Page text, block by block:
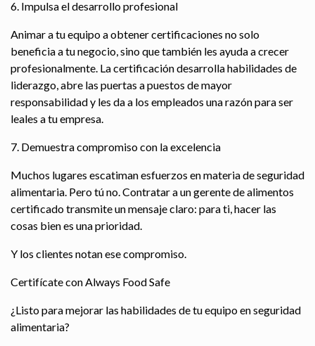
6. Impulsa el desarrollo profesional
Animar a tu equipo a obtener certificaciones no solo
beneficia a tu negocio, sino que también les ayuda a crecer
profesionalmente. La certificación desarrolla habilidades de
liderazgo, abre las puertas a puestos de mayor
responsabilidad y les da a los empleados una razón para ser
leales a tu empresa.
7. Demuestra compromiso con la excelencia
Muchos lugares escatiman esfuerzos en materia de seguridad
alimentaria. Pero tú no. Contratar a un gerente de alimentos
certificado transmite un mensaje claro: para ti, hacer las
cosas bien es una prioridad.
Y los clientes notan ese compromiso.
Certifícate con Always Food Safe
¿Listo para mejorar las habilidades de tu equipo en seguridad
alimentaria?